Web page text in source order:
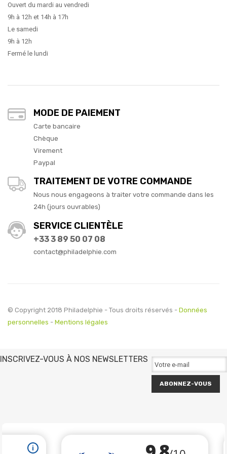
Ouvert du mardi au vendredi
9h à 12h et 14h à 17h
Le samedi
9h à 12h
Fermé le lundi
MODE DE PAIEMENT
Carte bancaire
Chèque
Virement
Paypal
TRAITEMENT DE VOTRE COMMANDE
Nous nous engageons à traiter votre commande dans les
24h (jours ouvrables)
SERVICE CLIENTÈLE
+33 3 89 50 07 08
contact@philadelphie.com
© Copyright 2018 Philadelphie - Tous droits réservés - Données
personnelles - Mentions légales
INSCRIVEZ-VOUS À NOS NEWSLETTERS
ABONNEZ-VOUS